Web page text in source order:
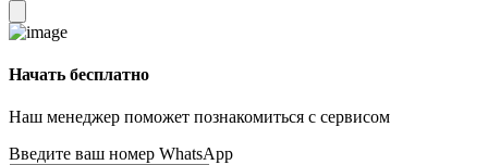
Начать бесплатно
Наш менеджер поможет познакомиться с сервисом
Введите ваш номер WhatsApp